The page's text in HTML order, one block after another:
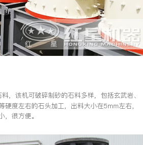
，该机可破碎制砂的石料多样，包括玄武岩、
度左右的石头加工，出料大小在5mm左右，
很方便。